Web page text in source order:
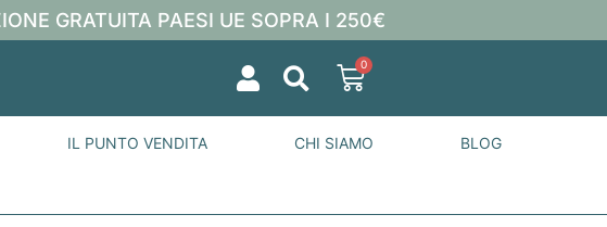
GRATUITA PAESI UE SOPRA I 250€
0
IL PUNTO VENDITA CHI SIAMO BLOG